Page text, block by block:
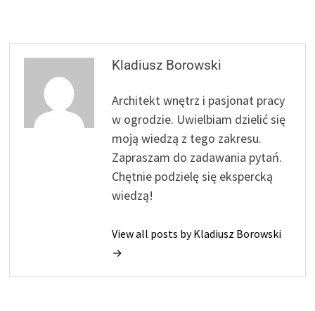
Kladiusz Borowski
Architekt wnętrz i pasjonat pracy
w ogrodzie. Uwielbiam dzielić się
moją wiedzą z tego zakresu.
Zapraszam do zadawania pytań.
Chętnie podzielę się ekspercką
wiedzą!
View all posts by Kladiusz Borowski
→